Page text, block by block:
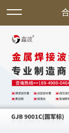
欢迎访问合肥鑫波